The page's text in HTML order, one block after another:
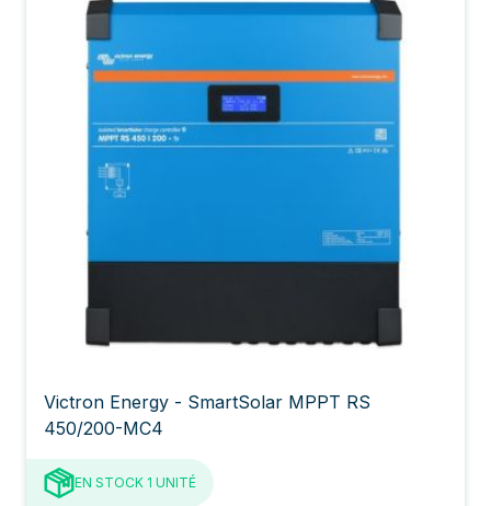
Victron Energy - SmartSolar MPPT RS
450/200-MC4
EN STOCK 1 UNITÉ